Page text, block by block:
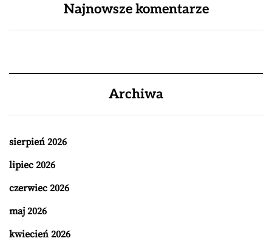
Najnowsze komentarze
Archiwa
sierpień 2026
lipiec 2026
czerwiec 2026
maj 2026
kwiecień 2026